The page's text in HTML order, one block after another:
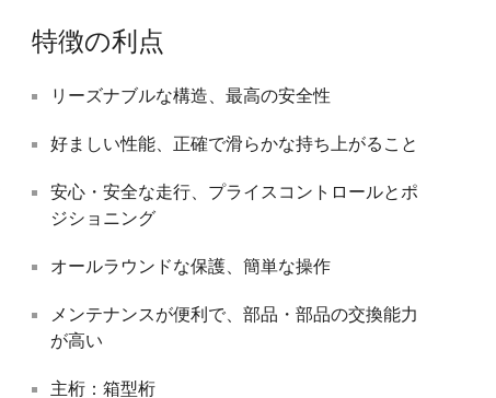
特徴の利点
リーズナブルな構造、最高の安全性
好ましい性能、正確で滑らかな持ち上がること
安心・安全な走行、プライスコントロールとポ
ジショニング
オールラウンドな保護、簡単な操作
メンテナンスが便利で、部品・部品の交換能力
が高い
主桁：箱型桁